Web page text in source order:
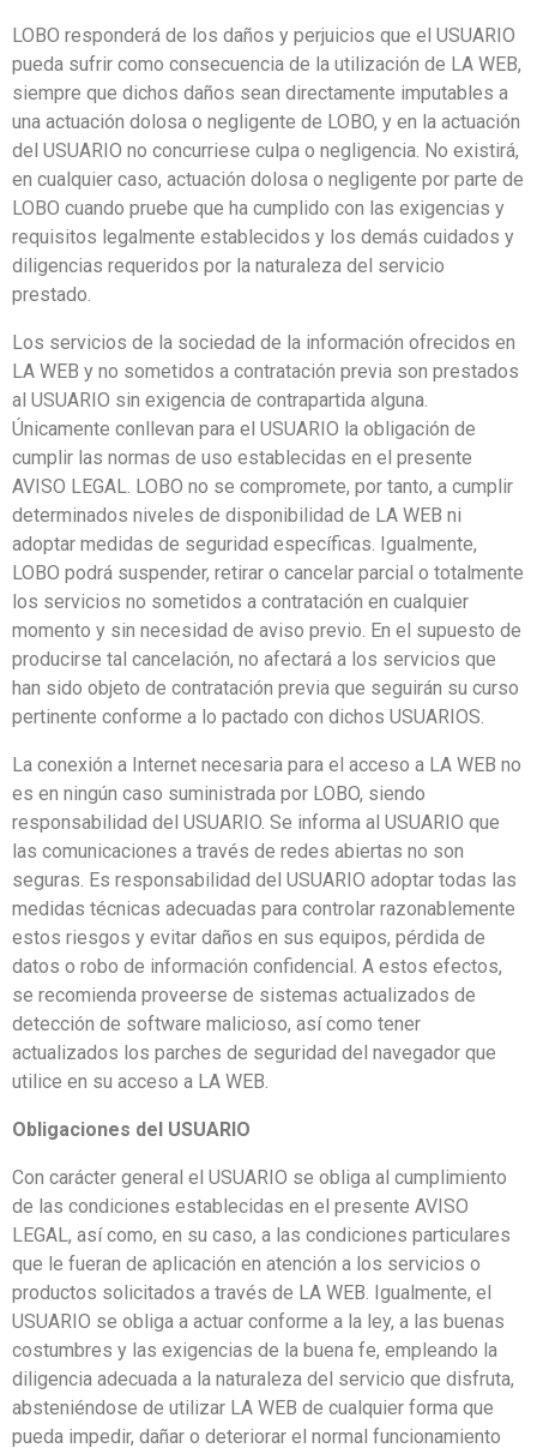
LOBO responderá de los daños y perjuicios que el USUARIO
pueda sufrir como consecuencia de la utilización de LA WEB,
siempre que dichos daños sean directamente imputables a
una actuación dolosa o negligente de LOBO, y en la actuación
del USUARIO no concurriese culpa o negligencia. No existirá,
en cualquier caso, actuación dolosa o negligente por parte de
LOBO cuando pruebe que ha cumplido con las exigencias y
requisitos legalmente establecidos y los demás cuidados y
diligencias requeridos por la naturaleza del servicio
prestado.
Los servicios de la sociedad de la información ofrecidos en
LA WEB y no sometidos a contratación previa son prestados
al USUARIO sin exigencia de contrapartida alguna.
Únicamente conllevan para el USUARIO la obligación de
cumplir las normas de uso establecidas en el presente
AVISO LEGAL. LOBO no se compromete, por tanto, a cumplir
determinados niveles de disponibilidad de LA WEB ni
adoptar medidas de seguridad específicas. Igualmente,
LOBO podrá suspender, retirar o cancelar parcial o totalmente
los servicios no sometidos a contratación en cualquier
momento y sin necesidad de aviso previo. En el supuesto de
producirse tal cancelación, no afectará a los servicios que
han sido objeto de contratación previa que seguirán su curso
pertinente conforme a lo pactado con dichos USUARIOS.
La conexión a Internet necesaria para el acceso a LA WEB no
es en ningún caso suministrada por LOBO, siendo
responsabilidad del USUARIO. Se informa al USUARIO que
las comunicaciones a través de redes abiertas no son
seguras. Es responsabilidad del USUARIO adoptar todas las
medidas técnicas adecuadas para controlar razonablemente
estos riesgos y evitar daños en sus equipos, pérdida de
datos o robo de información confidencial. A estos efectos,
se recomienda proveerse de sistemas actualizados de
detección de software malicioso, así como tener
actualizados los parches de seguridad del navegador que
utilice en su acceso a LA WEB.
Obligaciones del USUARIO
Con carácter general el USUARIO se obliga al cumplimiento
de las condiciones establecidas en el presente AVISO
LEGAL, así como, en su caso, a las condiciones particulares
que le fueran de aplicación en atención a los servicios o
productos solicitados a través de LA WEB. Igualmente, el
USUARIO se obliga a actuar conforme a la ley, a las buenas
costumbres y las exigencias de la buena fe, empleando la
diligencia adecuada a la naturaleza del servicio que disfruta,
absteniéndose de utilizar LA WEB de cualquier forma que
pueda impedir, dañar o deteriorar el normal funcionamiento